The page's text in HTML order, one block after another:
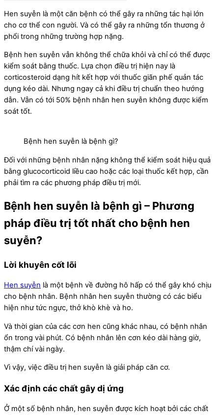
Hen suyễn là một căn bệnh có thể gây ra những tác hại lớn
cho cơ thể con người. Và có thể gây ra những tổn thương ở
phổi trong những trường hợp nặng.
Bệnh hen suyễn vẫn không thể chữa khỏi và chỉ có thể được
kiểm soát bằng thuốc. Lựa chọn điều trị hiện nay là
corticosteroid dạng hít kết hợp với thuốc giãn phế quản tác
dụng kéo dài. Nhưng ngay cả khi điều trị chuẩn theo hướng
dẫn. Vẫn có tới 50% bệnh nhân hen suyễn không được kiểm
soát tốt.
Bệnh hen suyễn là bệnh gì?
Đối với những bệnh nhân nặng không thể kiểm soát hiệu quả
bằng glucocorticoid liều cao hoặc các loại thuốc kết hợp, cần
phải tìm ra các phương pháp điều trị mới.
Bệnh hen suyễn là bệnh gì – Phương
pháp điều trị tốt nhất cho bệnh hen
suyễn?
Lời khuyên cốt lõi
Hen suyễn là một bệnh về đường hô hấp có thể gây khó chịu
cho bệnh nhân. Bệnh nhân hen suyễn thường có các biểu
hiện như tức ngực, thở khò khè và ho.
Và thời gian của các cơn hen cũng khác nhau, có bệnh nhân
ổn trong vài phút. Có bệnh nhân lên cơn kéo dài hàng giờ,
thậm chí vài ngày.
Vì vậy, việc điều trị hen suyễn là giải pháp căn cơ.
Xác định các chất gây dị ứng
Ở một số bệnh nhân, hen suyễn được kích hoạt bởi các chất